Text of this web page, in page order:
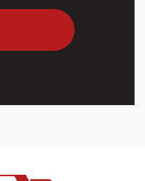
вальяжно сообщил,
наносить удары по
аккаунтами на